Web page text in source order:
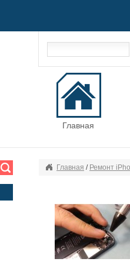
Главная
Главная / Ремонт